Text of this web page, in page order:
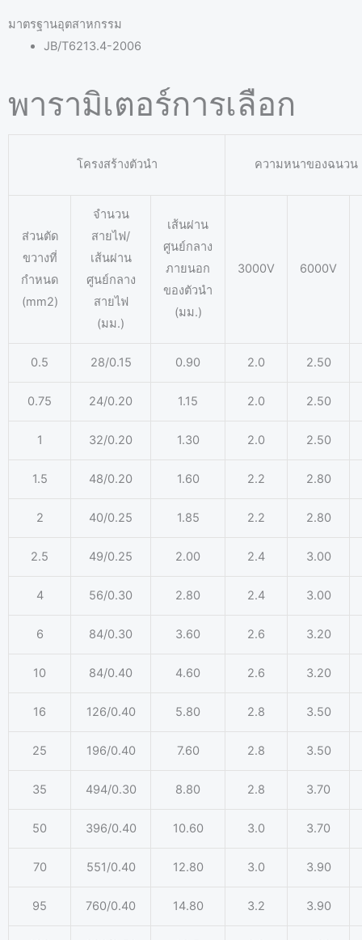
มาตรฐานอุตสาหกรรม
JB/T6213.4-2006
พารามิเตอร์การเลือก
โครงสร้างตัวนำ ความหนาของฉนวน
ส่วนตัด
ขวางที่
กำหนด
(mm2)
จำนวน
สายไฟ/
เส้นผ่าน
ศูนย์กลาง
สายไฟ
(มม.)
เส้นผ่าน
ศูนย์กลาง
ภายนอก
ของตัวนำ
(มม.)
3000V 6000V
0.5 28/0.15 0.90 2.0 2.50
0.75 24/0.20 1.15 2.0 2.50
1 32/0.20 1.30 2.0 2.50
1.5 48/0.20 1.60 2.2 2.80
2 40/0.25 1.85 2.2 2.80
2.5 49/0.25 2.00 2.4 3.00
4 56/0.30 2.80 2.4 3.00
6 84/0.30 3.60 2.6 3.20
10 84/0.40 4.60 2.6 3.20
16 126/0.40 5.80 2.8 3.50
25 196/0.40 7.60 2.8 3.50
35 494/0.30 8.80 2.8 3.70
50 396/0.40 10.60 3.0 3.70
70 551/0.40 12.80 3.0 3.90
95 760/0.40 14.80 3.2 3.90